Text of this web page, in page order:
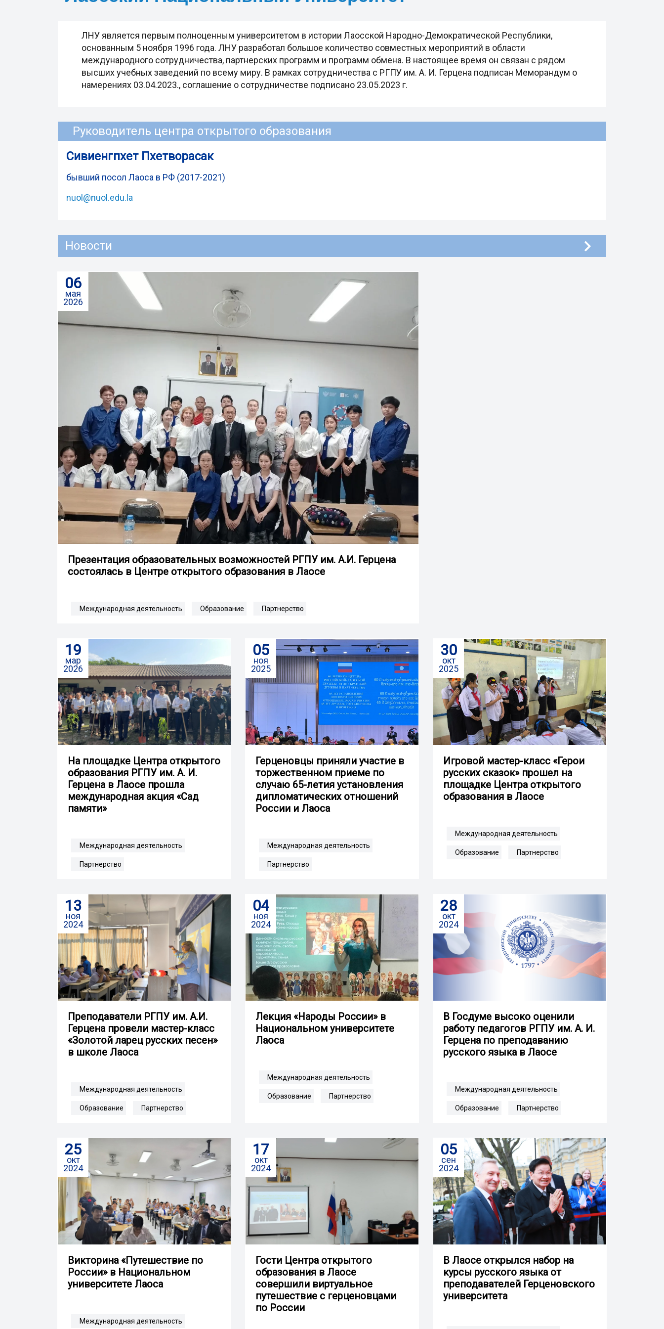
ЛНУ является первым полноценным университетом в истории Лаосской Народно-Демократической Республики,
основанным 5 ноября 1996 года. ЛНУ разработал большое количество совместных мероприятий в области
международного сотрудничества, партнерских программ и программ обмена. В настоящее время он связан с рядом
высших учебных заведений по всему миру. В рамках сотрудничества с РГПУ им. А. И. Герцена подписан Меморандум о
намерениях 03.04.2023., соглашение о сотрудничестве подписано 23.05.2023 г.
Руководитель центра открытого образования
Сивиенгпхет Пхетворасак
бывший посол Лаоса в РФ (2017-2021)
nuol@nuol.edu.la
Новости
06
мая
2026
Презентация образовательных возможностей РГПУ им. А.И. Герцена
состоялась в Центре открытого образования в Лаосе
Международная деятельность Образование Партнерство
19
мар
2026
На площадке Центра открытого
образования РГПУ им. А. И.
Герцена в Лаосе прошла
международная акция «Сад
памяти»
Международная деятельность
Партнерство
05
ноя
2025
Герценовцы приняли участие в
торжественном приеме по
случаю 65-летия установления
дипломатических отношений
России и Лаоса
Международная деятельность
Партнерство
30
окт
2025
Игровой мастер-класс «Герои
русских сказок» прошел на
площадке Центра открытого
образования в Лаосе
Международная деятельность
Образование Партнерство
13
ноя
2024
Преподаватели РГПУ им. А.И.
Герцена провели мастер-класс
«Золотой ларец русских песен»
в школе Лаоса
Международная деятельность
Образование Партнерство
04
ноя
2024
Лекция «Народы России» в
Национальном университете
Лаоса
Международная деятельность
Образование Партнерство
28
окт
2024
В Госдуме высоко оценили
работу педагогов РГПУ им. А. И.
Герцена по преподаванию
русского языка в Лаосе
Международная деятельность
Образование Партнерство
25
окт
2024
Викторина «Путешествие по
России» в Национальном
университете Лаоса
Международная деятельность
17
окт
2024
Гости Центра открытого
образования в Лаосе
совершили виртуальное
путешествие с герценовцами
по России
05
сен
2024
В Лаосе открылся набор на
курсы русского языка от
преподавателей Герценовского
университета